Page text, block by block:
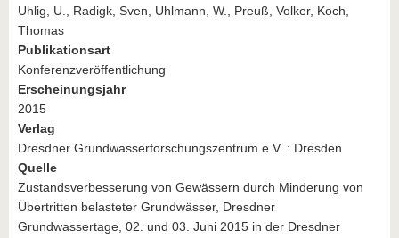
Uhlig, U., Radigk, Sven, Uhlmann, W., Preuß, Volker, Koch,
Thomas
Publikationsart
Konferenzveröffentlichung
Erscheinungsjahr
2015
Verlag
Dresdner Grundwasserforschungszentrum e.V. : Dresden
Quelle
Zustandsverbesserung von Gewässern durch Minderung von
Übertritten belasteter Grundwässer, Dresdner
Grundwassertage, 02. und 03. Juni 2015 in der Dresdner